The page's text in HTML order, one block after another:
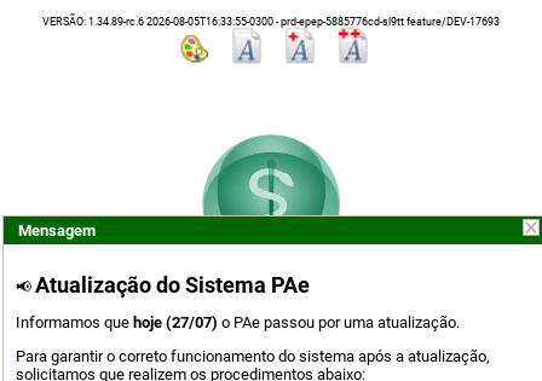
VERSÃO: 1.34.89-rc.6 2026-08-05T16:33:55-0300 - prd-epep-5885776cd-sl9tt feature/DEV-17693
Mensagem
📢 Atualização do Sistema PAe
Informamos que hoje (27/07) o PAe passou por uma atualização.
Para garantir o correto funcionamento do sistema após a atualização,
solicitamos que realizem os procedimentos abaixo: